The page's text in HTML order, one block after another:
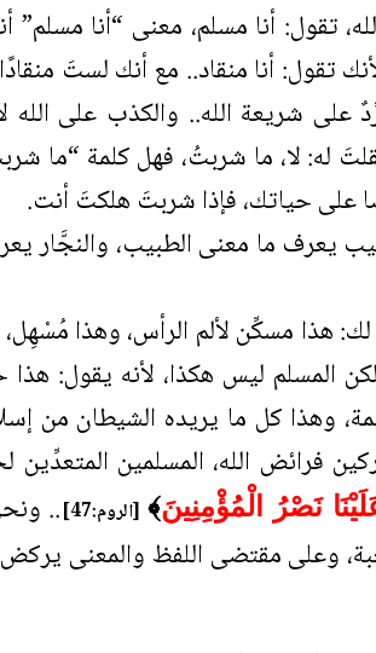
تقول: أنا مسلم، معنى “أنا مسلم”
تقول: أنا منقاد.. مع أنك لستَ
على شريعة الله.. والكذب على
له: لا، ما شربتُ، فهل كلمة
على حياتك، فإذا شربتَ هلكتَ أنت.
يعرف ما معنى الطبيب، والنجَّار
مسكِّن لألم الرأس، وهذا مُسْهِل،
المسلم ليس هكذا، لأنه يقول:
وهذا كل ما يريده الشيطان من
فرائض الله، المسلمين
نَصْرُ الْمُؤْمِنِينَ﴾ [الروم:47]
..
وعلى مقتضى اللفظ والمعنى يركض